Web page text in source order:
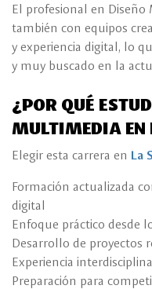
El profesional en
también con equipos
y experiencia digital, lo
y muy buscado en la
¿POR QUÉ
MULTIMEDIA EN
Elegir esta carrera en La
Formación actualizada
digital
Enfoque práctico desde
Desarrollo de proyectos
Experiencia
Preparación para